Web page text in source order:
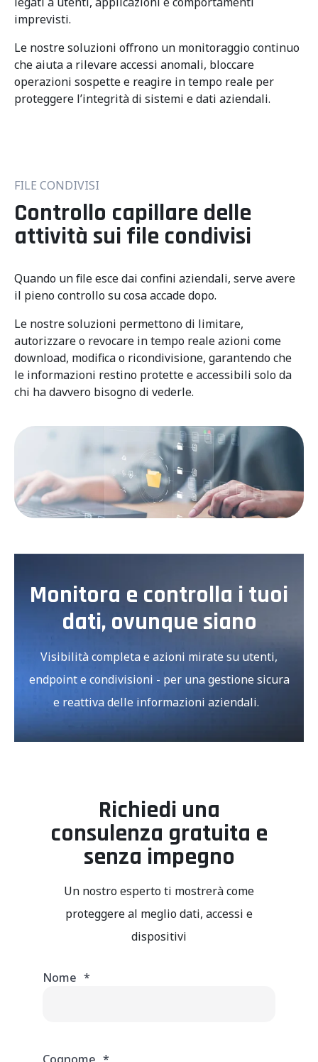
imprevisti.
Le nostre soluzioni offrono un monitoraggio continuo
che aiuta a rilevare accessi anomali, bloccare
operazioni sospette e reagire in tempo reale per
proteggere l’integrità di sistemi e dati aziendali.
FILE CONDIVISI
Controllo capillare delle
attività sui file condivisi
Quando un file esce dai confini aziendali, serve avere
il pieno controllo su cosa accade dopo.
Le nostre soluzioni permettono di limitare,
autorizzare o revocare in tempo reale azioni come
download, modifica o ricondivisione, garantendo che
le informazioni restino protette e accessibili solo da
chi ha davvero bisogno di vederle.
Monitora e controlla i tuoi
dati, ovunque siano
Visibilità completa e azioni mirate su utenti,
endpoint e condivisioni - per una gestione sicura
e reattiva delle informazioni aziendali.
Richiedi una
consulenza gratuita e
senza impegno
Un nostro esperto ti mostrerà come
proteggere al meglio dati, accessi e
dispositivi
Nome *
Cognome *